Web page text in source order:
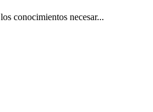
conocimientos necesar...